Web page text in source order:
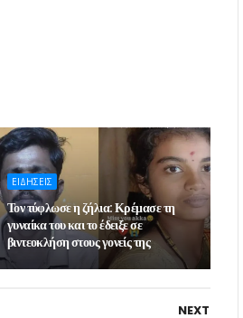
ΕΙΔΗΣΕΙΣ
Τον τύφλωσε η ζήλια: Κρέμασε τη
γυναίκα του και το έδειξε σε
βιντεοκλήση στους γονείς της
NEXT